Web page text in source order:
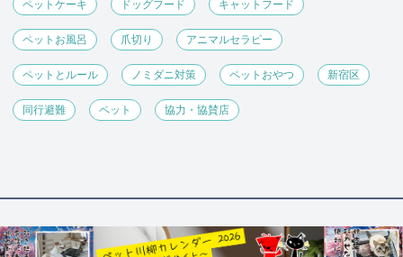
ペットケーキ ドッグフード キャットフード
ペットお風呂 爪切り アニマルセラピー
ペットとルール ノミダニ対策 ペットおやつ 新宿区
同行避難 ペット 協力・協賛店